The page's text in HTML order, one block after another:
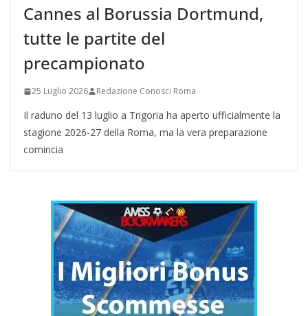
Cannes al Borussia Dortmund,
tutte le partite del
precampionato
25 Luglio 2026 Redazione Conosci Roma
Il raduno del 13 luglio a Trigoria ha aperto ufficialmente la
stagione 2026-27 della Roma, ma la vera preparazione
comincia